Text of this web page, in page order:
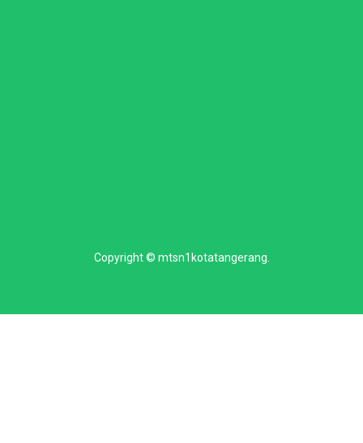
Copyright © mtsn1kotatangerang